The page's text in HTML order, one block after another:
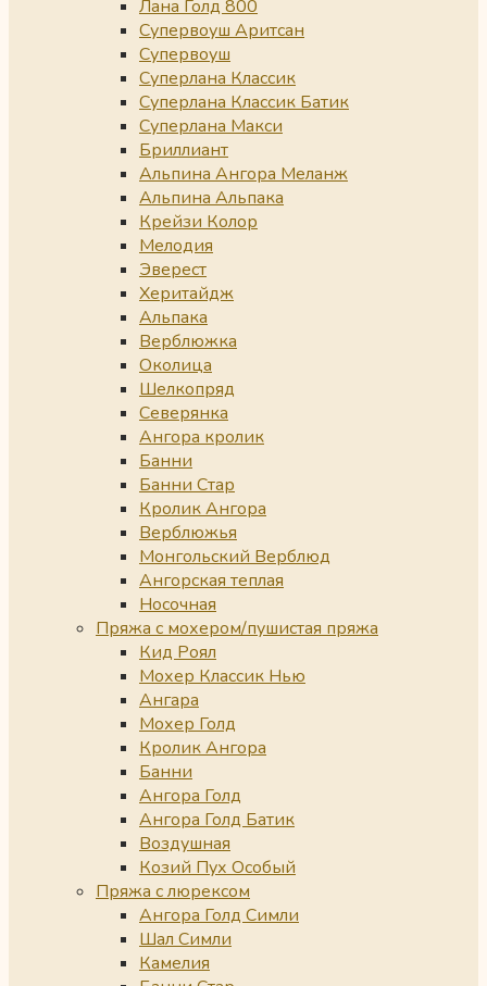
Лана Голд 800
Супервоуш Аритсан
Супервоуш
Суперлана Классик
Суперлана Классик Батик
Суперлана Макси
Бриллиант
Альпина Ангора Меланж
Альпина Альпака
Крейзи Колор
Мелодия
Эверест
Херитайдж
Альпака
Верблюжка
Околица
Шелкопряд
Северянка
Ангора кролик
Банни
Банни Стар
Кролик Ангора
Верблюжья
Монгольский Верблюд
Ангорская теплая
Носочная
Пряжа с мохером/пушистая пряжа
Кид Роял
Мохер Классик Нью
Ангара
Мохер Голд
Кролик Ангора
Банни
Ангора Голд
Ангора Голд Батик
Воздушная
Козий Пух Особый
Пряжа с люрексом
Ангора Голд Симли
Шал Симли
Камелия